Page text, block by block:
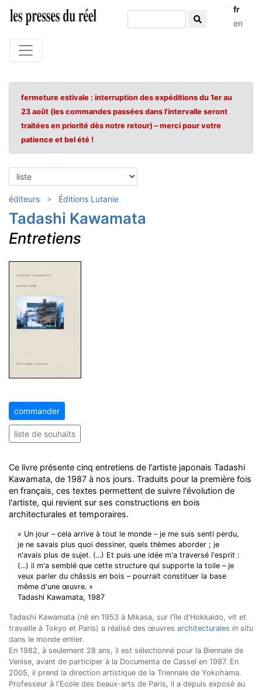
fr
en
fermeture estivale : interruption des expéditions du 1er au
23 août (les commandes passées dans l'intervalle seront
traitées en priorité dès notre retour) – merci pour votre
patience et bel été !
éditeurs Éditions Lutanie
Tadashi Kawamata
Entretiens
commander
liste de souhaits
Ce livre présente cinq entretiens de l'artiste japonais Tadashi
Kawamata, de 1987 à nos jours. Traduits pour la première fois
en français, ces textes permettent de suivre l'évolution de
l'artiste, qui revient sur ses constructions en bois
architecturales et temporaires.
« Un jour – cela arrive à tout le monde – je me suis senti perdu,
je ne savais plus quoi dessiner, quels thèmes aborder ; je
n'avais plus de sujet. (...) Et puis une idée m'a traversé l'esprit :
(...) il m'a semblé que cette structure qui supporte la toile – je
veux parler du châssis en bois – pourrait constituer la base
même d'une œuvre. »
Tadashi Kawamata, 1987
Tadashi Kawamata (né en 1953 à Mikasa, sur l'île d'Hokkaido, vit et
travaille à Tokyo et Paris) a réalisé des œuvres architecturales in situ
dans le monde entier.
En 1982, à seulement 28 ans, il est sélectionné pour la Biennale de
Venise, avant de participer à la Documenta de Cassel en 1987. En
2005, il prend la direction artistique de la Triennale de Yokohama.
Professeur à l'Ecole des beaux-arts de Paris, il a depuis exposé au